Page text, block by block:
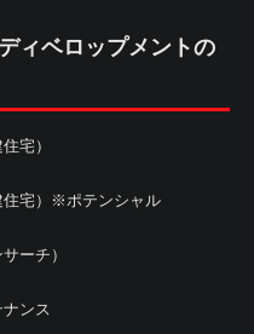
ィベロップメントの
宅）
住宅）※ポテンシャル
ーチ）
ナンス